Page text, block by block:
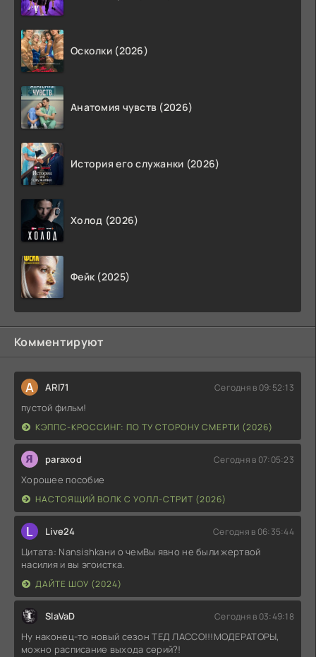
Осколки (2026)
Анатомия чувств (2026)
История его служанки (2026)
Холод (2026)
Фейк (2025)
Комментируют
A ARI71 Сегодня в 09:52:13
пустой фильм!
КЭППС-КРОССИНГ: ПО ТУ СТОРОНУ СМЕРТИ (2026)
paraxod Сегодня в 07:05:23
Хорошее пособие
НАСТОЯЩИЙ ВОЛК С УОЛЛ-СТРИТ (2026)
L Live24 Сегодня в 06:35:44
Цитата: Nansishkaни о чемВы явно не были жертвой
насилия и вы эгоистка.
ДАЙТЕ ШОУ (2024)
SlaVaD Сегодня в 03:49:18
Ну наконец-то новый сезон ТЕД ЛАССО!!!МОДЕРАТОРЫ,
можно расписание выхода серий?!